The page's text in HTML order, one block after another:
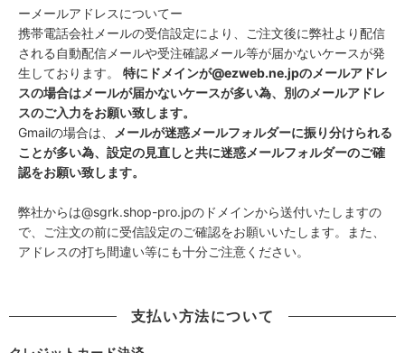
ーメールアドレスについてー
携帯電話会社メールの受信設定により、ご注文後に弊社より配信
される自動配信メールや受注確認メール等が届かないケースが発
生しております。 特にドメインが@ezweb.ne.jpのメールアドレ
スの場合はメールが届かないケースが多い為、別のメールアドレ
スのご入力をお願い致します。
Gmailの場合は、
メールが迷惑メールフォルダーに振り分けられる
ことが多い為、設定の見直しと共に迷惑メールフォルダーのご確
認をお願い致します。
弊社からは@sgrk.shop-pro.jpのドメインから送付いたしますの
で、ご注文の前に受信設定のご確認をお願いいたします。また、
アドレスの打ち間違い等にも十分ご注意ください。
支払い方法について